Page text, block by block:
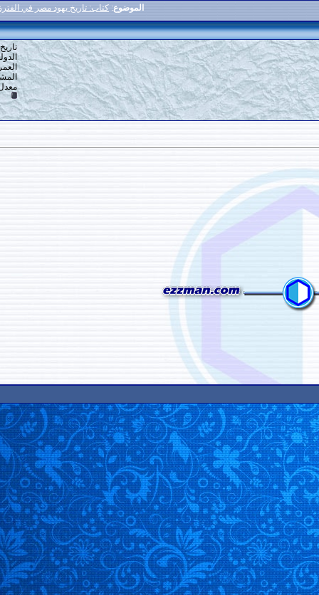
كتاب: تاريخ يهود مصر في الفترة العثمانية 1517 ـ 1914
#
3
تاريخ التسجيل: 16-12-2013
الدولة: القاهرة
العمر: 59
المشاركات: 6,918
معدل تقييم المستوى: 10